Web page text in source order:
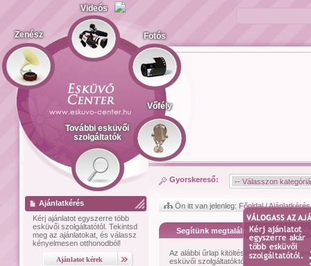
Zenész
Videós
Fotós
Vőfély
További esküvői
szolgáltatók
Ajánlatkérés
Kérj ajánlatot egyszerre több
esküvői szolgáltatótól. Tekintsd
meg az ajánlatokat, és válassz
kényelmesen otthonodból!
Gyorskereső:
Ön itt van jelenleg: Főoldal/Ajánlatkérés
Segítünk megtalálni az esküvői
Az alábbi űrlap kitöltésével kérhetsz
esküvői szolgáltatóktól.